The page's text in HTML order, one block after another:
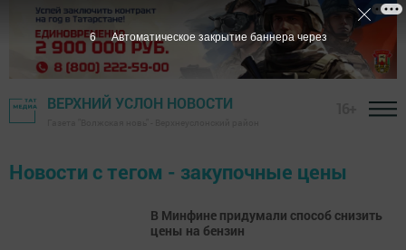
ВЕРХНИЙ УСЛОН НОВОСТИ
Новости с тегом - закупочные цены
В Минфине придумали способ снизить
цены на бензин
6 Автоматическое закрытие баннера через